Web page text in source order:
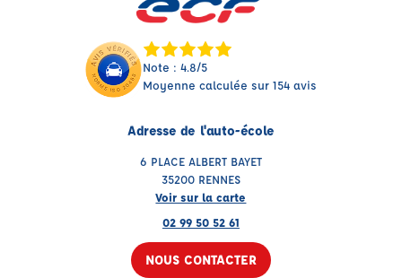
Note : 4.8/5
Moyenne calculée sur 154 avis
Adresse de l'auto-école
6 PLACE ALBERT BAYET
35200 RENNES
Voir sur la carte
02 99 50 52 61
NOUS CONTACTER